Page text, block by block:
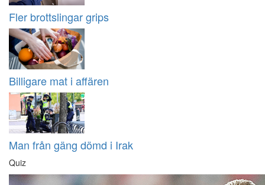
Fler brottslingar grips
Billigare mat i affären
Man från gäng dömd i Irak
Quiz